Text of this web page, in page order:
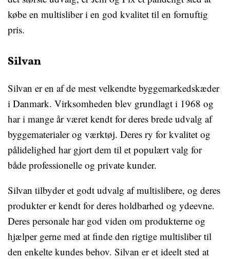
købe en multisliber i en god kvalitet til en fornuftig
pris.
Silvan
Silvan er en af de mest velkendte byggemarkedskæder
i Danmark. Virksomheden blev grundlagt i 1968 og
har i mange år været kendt for deres brede udvalg af
byggematerialer og værktøj. Deres ry for kvalitet og
pålidelighed har gjort dem til et populært valg for
både professionelle og private kunder.
Silvan tilbyder et godt udvalg af multislibere, og deres
produkter er kendt for deres holdbarhed og ydeevne.
Deres personale har god viden om produkterne og
hjælper gerne med at finde den rigtige multisliber til
den enkelte kundes behov. Silvan er et ideelt sted at